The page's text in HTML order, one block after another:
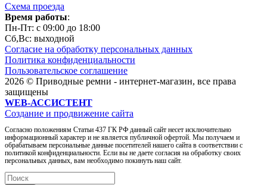
Схема проезда
Время работы:
Пн-Пт: c 09:00 до 18:00
Сб,Вc: выходной
Согласие на обработку персональных данных
Политика конфиденциальности
Пользовательское соглашение
2026 © Приводные ремни - интернет-магазин, все права
защищены
WEB-АССИСТЕНТ
Создание и продвижение сайта
Согласно положениям Статьи 437 ГК РФ данный сайт несет исключительно
информационный характер и не является публичной офертой. Мы получаем и
обрабатываем персональные данные посетителей нашего сайта в соответствии с
политикой конфиденциальности. Если вы не даете согласия на обработку своих
персональных данных, вам необходимо покинуть наш сайт.